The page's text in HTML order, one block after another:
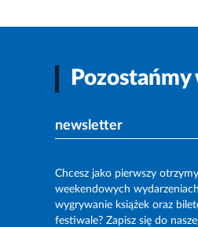
newsletter
Chcesz jako pierwszy
weekendowych
wygrywanie książek oraz
festiwale? Zapisz się do